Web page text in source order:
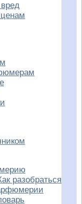
разобраться